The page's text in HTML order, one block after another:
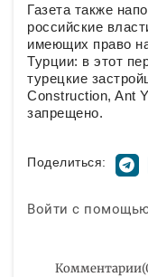
Газета также
российские
имеющих право
Турции: в этот
турецкие
Construction, Ant
запрещено.
Поделиться:
Войти с
Комментарии(